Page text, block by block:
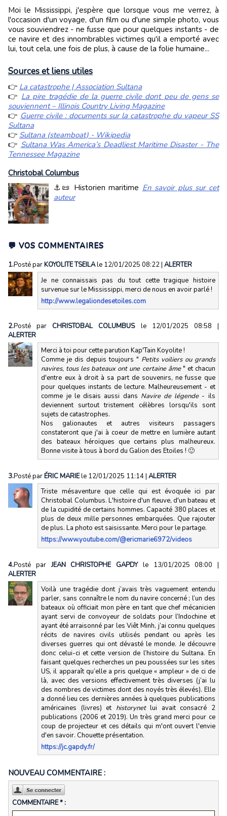
Moi le Mississippi, j'espère que lorsque vous me verrez, à
l'occasion d'un voyage, d'un film ou d'une simple photo, vous
vous souviendrez - ne fusse que pour quelques instants - de
ce navire et des innombrables victimes qu'il a emporté avec
lui, tout cela, une fois de plus, à cause de la folie humaine...
Sources et liens utiles
La catastrophe | Association Sultana
👉 La pire tragédie de la guerre civile dont peu de gens se
souviennent – ​​Illinois Country Living Magazine
👉 Guerre civile : documents sur la catastrophe du vapeur SS
Sultana
👉 Sultana (steamboat) - Wikipedia
👉 Sultana Was America’s Deadliest Maritime Disaster - The
Tennessee Magazine
Christobal Columbus
⚓📜 Historien maritime En savoir plus sur cet
auteur
💬 VOS COMMENTAIRES
1.Posté parKOYOLITE TSEILAle 12/01/2025 08:22| ALERTER
Je ne connaissais pas du tout cette tragique histoire
survenue sur le Mississippi, merci de nous en avoir parlé !
http://www.legaliondesetoiles.com
2.Posté parCHRISTOBAL COLUMBUS le 12/01/2025 08:58|
ALERTER
Merci à toi pour cette parution Kap'Tain Koyolite !
Comme je dis depuis toujours " Petits voiliers ou grands
navires, tous les bateaux ont une certaine âme" et chacun
d'entre eux à droit à sa part de souvenirs, ne fusse que
pour quelques instants de lecture. Malheureusement - et
comme je le disais aussi dans Navire de légende- ils
deviennent surtout tristement célèbres lorsqu'ils sont
sujets de catastrophes.
Nos galionautes et autres visiteurs passagers
constateront que j'ai à coeur de mettre en lumière autant
des bateaux héroïques que certains plus malheureux.
Bonne visite à tous à bord du Galion des Etoiles ! 🙂
3.Posté parÉRIC MARIEle 12/01/2025 11:14| ALERTER
Triste mésaventure que celle qui est évoquée ici par
Christobal Columbus. L'histoire d'un fleuve, d'un bateau et
de la cupidité de certains hommes. Capacité 380 places et
plus de deux mille personnes embarquées. Que rajouter
de plus. La photo est saisissante. Merci pour le partage.
https://www.youtube.com/@ericmarie6972/videos
4.Posté parJEAN CHRISTOPHE GAPDY le 13/01/2025 08:00 |
ALERTER
Voilà une tragédie dont j’avais très vaguement entendu
parler, sans connaître le nom du navire concerné ; l’un des
bateaux où officiait mon père en tant que chef mécanicien
ayant servi de convoyeur de soldats pour l’Indochine et
ayant été arraisonné par les Viêt Minh, j’ai connu quelques
récits de navires civils utilisés pendant ou après les
diverses guerres qui ont dévasté le monde. Je découvre
donc celui-ci et cette version de l’histoire du Sultana. En
faisant quelques recherches un peu poussées sur les sites
US, il apparaît qu’elle a pris quelque « ampleur » de ci de
là, avec des versions effectivement très diverses (j’ai lu
des nombres de victimes dont des noyés très élevés). Elle
a donné lieu ces dernières années à quelques publications
américaines (livres) et historynetlui avait consacré 2
publications (2006 et 2019). Un très grand merci pour ce
coup de projecteur et ces détails qui m'ont ouvert l'envie
d'en savoir. Chouette présentation.
https://jc.gapdy.fr/
NOUVEAU COMMENTAIRE :
COMMENTAIRE * :